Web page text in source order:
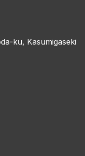
ku, Kasumigaseki